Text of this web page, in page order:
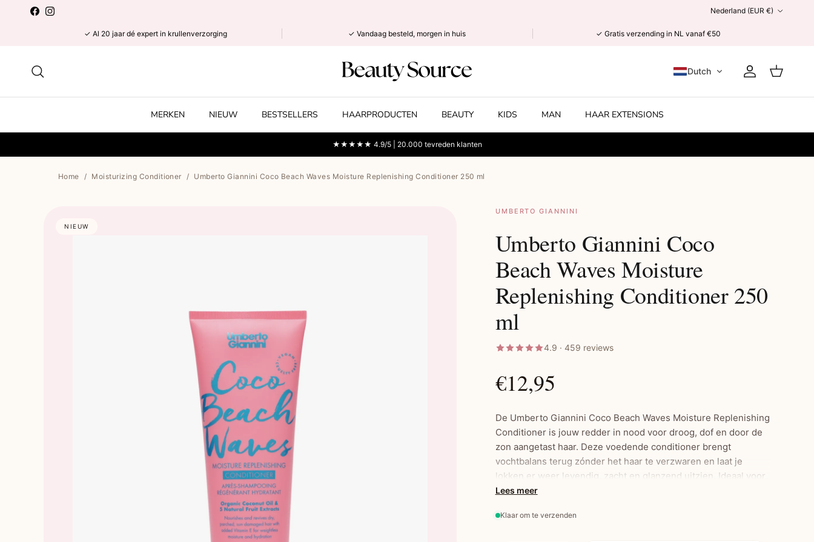
Ga naar inhoud
FacebookInstagram Nederland (EUR €)
✓ Al 20 jaar dé expert in krullenverzorging ✓ Vandaag besteld, morgen in huis ✓ Gratis verzending in NL vanaf €50
Dutch AccountWinkelwagen
MERKEN NIEUW BESTSELLERS HAARPRODUCTEN BEAUTY KIDS MAN HAAR EXTENSIONS
★★★★★ 4.9/5 | 20.000 tevreden klanten
Home / Moisturizing Conditioner / Umberto Giannini Coco Beach Waves Moisture Replenishing Conditioner 250 ml
NIEUW
UMBERTO GIANNINI
Umberto Giannini Coco
Beach Waves Moisture
Replenishing Conditioner 250
ml
4.9 · 459 reviews
€12,95
De Umberto Giannini Coco Beach Waves Moisture Replenishing
Conditioner is jouw redder in nood voor droog, dof en door de
zon aangetast haar. Deze voedende conditioner brengt
vochtbalans terug zónder het haar te verzwaren en laat je
lokken er weer levendig, zacht en glanzend uitzien. Ideaal voor
elk haartype dat verlangt naar hydratatie met een tropische
papaja, vijgenextract en cacaoboter — een intens verzorgende
Lees meer
Klaar om te verzenden